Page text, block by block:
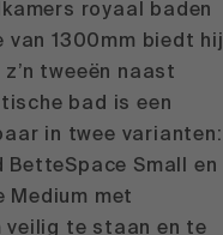
royaal baden
van 1300mm biedt hij
tweeën naast
bad is een
in twee varianten:
Small en
Medium met
te staan en te